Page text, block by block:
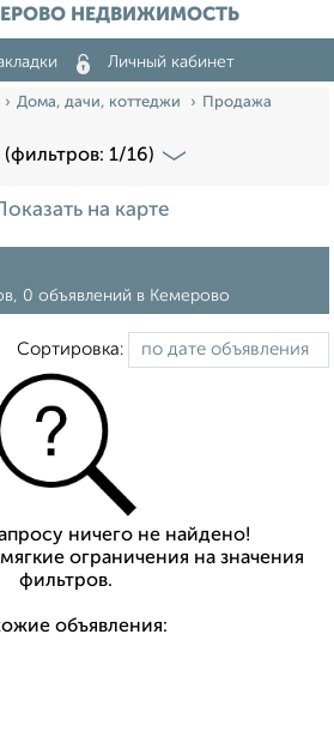
НЕДВИЖИМОСТЬ
Личный кабинет
Дома, дачи, коттеджи
Продажа
1/16)
на карте
0 объявлений в Кемерово
Сортировка:
ничего не найдено!
ограничения на значения
фильтров.
объявления: